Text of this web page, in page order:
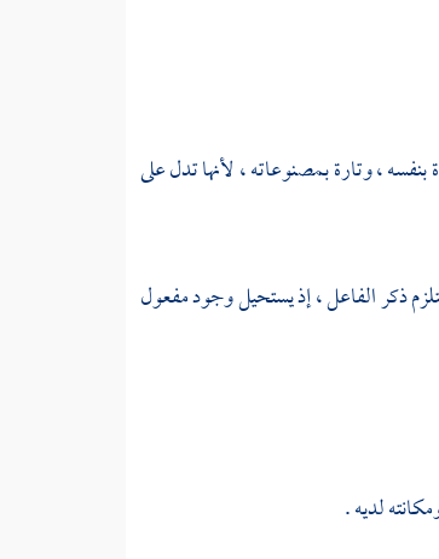
، وتارة بمصنوعاته ، لأنها تدل على
ذكر الفاعل ، إذ يستحيل وجود مفعول
لديه .